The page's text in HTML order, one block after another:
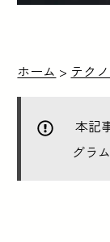
ホーム > テク
本記
グラ